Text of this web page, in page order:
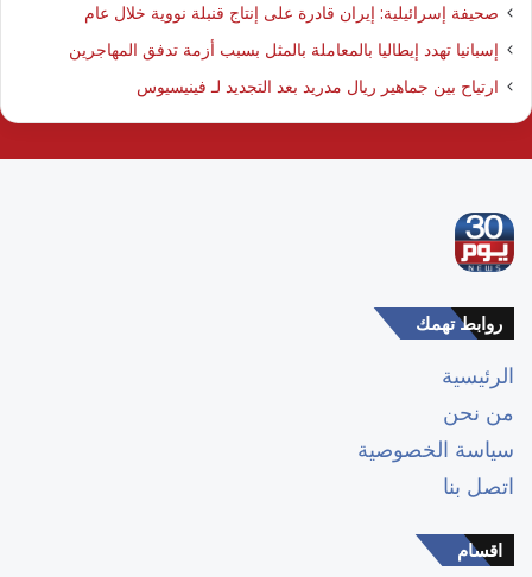
صحيفة إسرائيلية: إيران قادرة على إنتاج قنبلة نووية خلال عام
إسبانيا تهدد إيطاليا بالمعاملة بالمثل بسبب أزمة تدفق المهاجرين
ارتياح بين جماهير ريال مدريد بعد التجديد لـ فينيسيوس
روابط تهمك
الرئيسية
من نحن
سياسة الخصوصية
اتصل بنا
اقسام